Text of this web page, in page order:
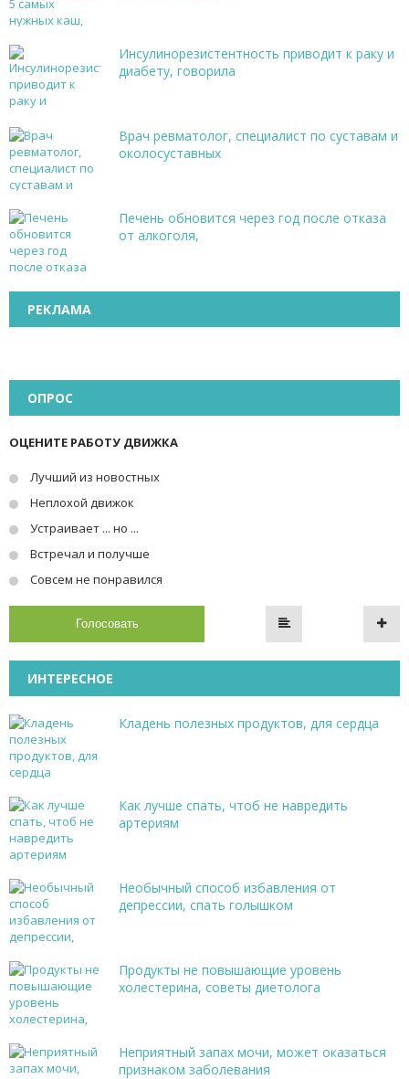
Инсулинорезистентность приводит к раку и
диабету, говорила
Врач ревматолог, специалист по суставам и
околосуставных
Печень обновится через год после отказа
от алкоголя,
РЕКЛАМА
ОПРОС
ОЦЕНИТЕ РАБОТУ ДВИЖКА
Лучший из новостных
Неплохой движок
Устраивает ... но ...
Встречал и получше
Совсем не понравился
Голосовать
ИНТЕРЕСНОЕ
Кладень полезных продуктов, для сердца
Как лучше спать, чтоб не навредить
артериям
Необычный способ избавления от
депрессии, спать голышком
Продукты не повышающие уровень
холестерина, советы диетолога
Неприятный запах мочи, может оказаться
признаком заболевания